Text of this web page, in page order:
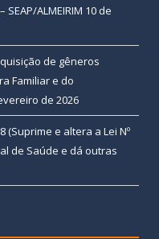
SEAP/ALMEIRIM 10 de
de gêneros
Familiar e do
de 2026
(Suprime e altera a Lei Nº
de Saúde e dá outras